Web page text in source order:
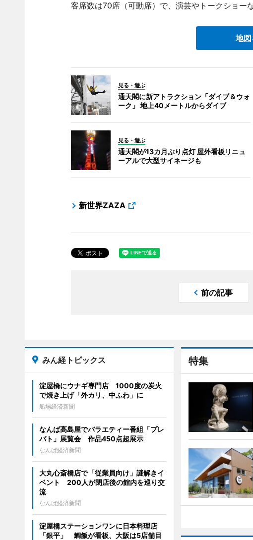
客席数は70席（可動席）で、演芸やトークショー
地
見る・遊ぶ
通天閣に新アトラクション「ダイブ＆ウォ
ーク」 地上40メートルからダイブ
見る・遊ぶ
通天閣が13カ月ぶり点灯 屋外看板リニュ
ーアルで大型サイネージも
新世界ZAZA
前の記事
特集
みん経トピックス
淀屋橋にウナギ専門店 1000度の炭火
で焼き上げ「外カリ、中ふわ」に
船場経済新聞
なんば高島屋でバラエティー番組「プレ
バト」展覧会 作品450点超展示
なんば経済新聞
大丸心斎橋店で「従業員向け」謎解きイ
ベント 200人が閉店後の館内を巡り交
流
なんば経済新聞
淀屋橋ステーションワンに日本料理店
「銀平」 鯛飯が看板、大阪は5店舗目